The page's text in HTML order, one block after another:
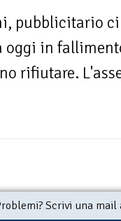
pubblicitario
oggi in
rifiutare.
Scrivi una